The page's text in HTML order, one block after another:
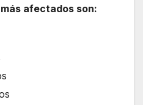
afectados son: